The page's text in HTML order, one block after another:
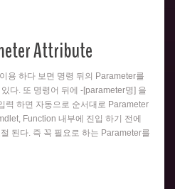
Attribute
용 하다 보면 명령 뒤의 Parameter를
다. 또 명령어 뒤에 -[parameter명] 을
력 하면 자동으로 순서대로 Parameter
Function 내부에 진입 하기 전에
된다. 즉 꼭 필요로 하는 Parameter를